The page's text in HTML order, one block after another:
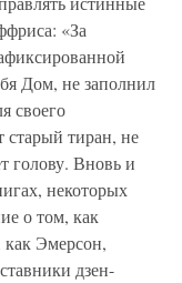
«За
Дом, не заполнил
своего
старый тиран, не
голову. Вновь и
некоторых
о том, как
Эмерсон,
дзен-